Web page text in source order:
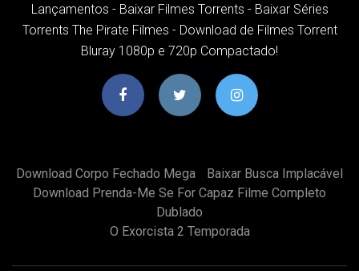
Lançamentos - Baixar Filmes Torrents - Baixar Séries
Torrents The Pirate Filmes - Download de Filmes Torrent
Bluray 1080p e 720p Compactado!
Download Corpo Fechado Mega
Baixar Busca Implacável
Download Prenda-Me Se For Capaz Filme Completo
Dublado
O Exorcista 2 Temporada